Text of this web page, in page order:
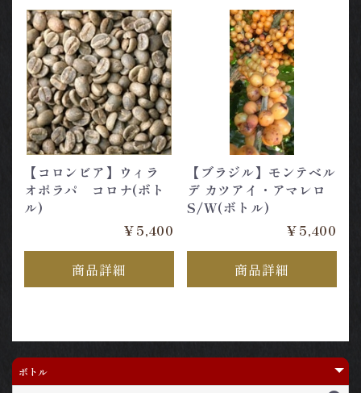
【コロンビア】ウィラ
オポラパ コロナ(ボト
ル)
￥5,400
商品詳細
【ブラジル】モンテベル
デ カツアイ・アマレロ
S/W(ボトル)
￥5,400
商品詳細